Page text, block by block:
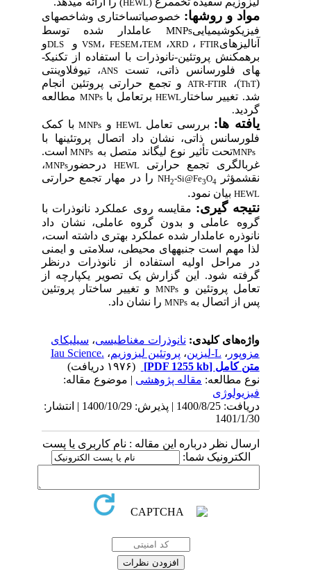
HEWL
و روش­ها: خصوصیاتساختاری وشاخص­های
MNPsعاملدار شده توسط
،XRD،TEM،FESEM ،VSM و DLSو
پروتئین-نانوذرات بااستفاده از تکنیک­
فلورسانس ذاتی، تست
ANS، تیوفلاوین­تی
ATR-FTIR وتجمعحرارتی پروتئین
انجام
تغییر ساختارHEWLبرتعامل با MNPs مطالعه
بررسی تعاملHEWLو MNPs با کمک
ذاتی، نشان داد اتصال پروتئین­ها با
تحت تأثیر نوع لیگاند متصل به MNPs
است.
تجمع حرارتیHEWL درحضورMNPs
NH2-Si@Fe را در مهار تجمع حرارتی
بیان نمود.
مقایسه­ روی عملکرد نانوذرات با
عاملی و بدون گروه عاملی، نشان داد
عاملدار شده عملکرد بهتری داشته است،
مهم است جنبه­های محیطی، سلامتی و ایمنی
اولیه استفاده از نانوذرات درنظر
این گزارش یک تصویر یکپارچه از
پروتئین وMNPs و تغییر ساختار پروتئین
اتصال به MNPs را نشان داد.
کلیدی: نانوذرات مغناطیسی ،سیلیکای
، پروتئین لیزوزیم،.Iau Science
(۱۹۷۶ دریافت)
مقاله پژوهشی | موضوع مقاله:
دریافت: 1400/8/25 | پذیرش: 1400/10/29 | انتشار:
نظر درباره این مقاله : نام کاربری یا پست
شما: